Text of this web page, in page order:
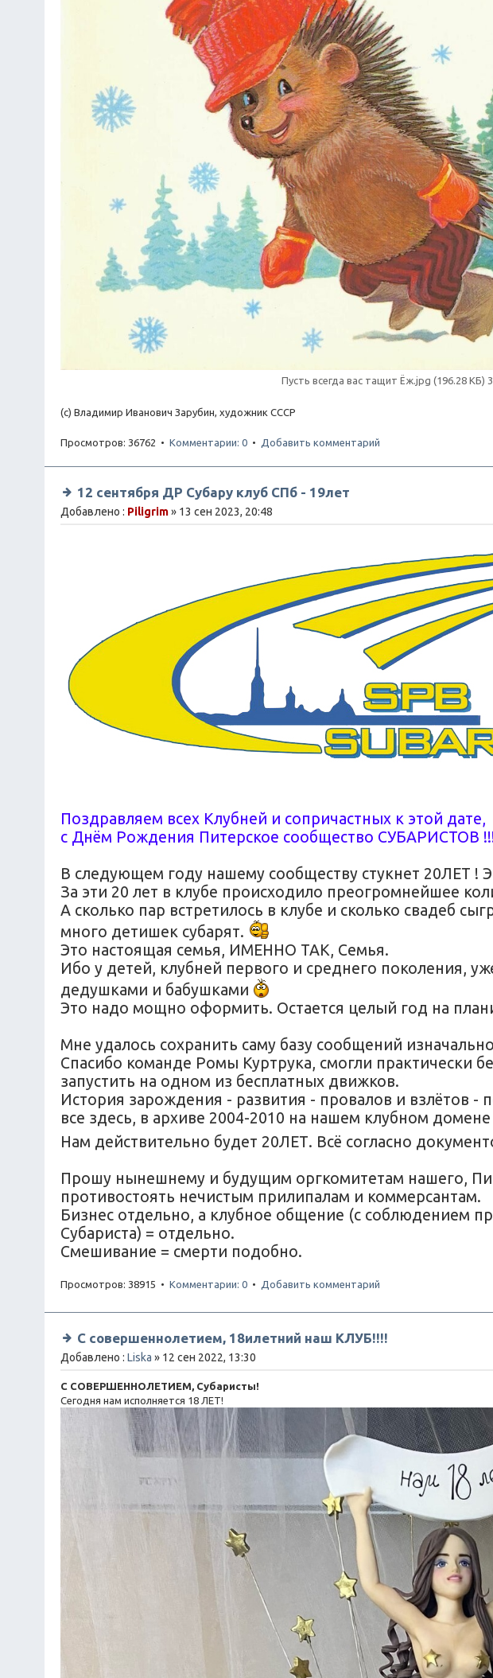
Пусть всегда вас тащит Ёж.jpg (196.28 КБ)
(с) Владимир Иванович Зарубин, художник СССР
Просмотров: 36762 • Комментарии: 0 • Добавить комментарий
12 сентября ДР Субару клуб СПб - 19лет
Добавлено : Piligrim» 13 сен 2023, 20:48
Поздравляем всех Клубней и сопричастных к этой дате,
с Днём Рождения Питерское сообщество СУБАРИСТОВ
В следующем году нашему сообществу стукнет 20ЛЕТ !
За эти 20 лет в клубе происходило преогромнейшее
А сколько пар встретилось в клубе и сколько свадеб
много детишек субарят.
Это настоящая семья, ИМЕННО ТАК, Семья.
Ибо у детей, клубней первого и среднего поколения,
дедушками и бабушками
Это надо мощно оформить. Остается целый год на
Мне удалось сохранить саму базу сообщений
Спасибо команде Ромы Куртрука, смогли практически
запустить на одном из бесплатных движков.
История зарождения - развития - провалов и взлётов -
все здесь, в архиве 2004-2010 на нашем клубном домене
Нам действительно будет 20ЛЕТ. Всё согласно
Прошу нынешнему и будущим оргкомитетам нашего,
противостоять нечистым прилипалам и коммерсантам.
Бизнес отдельно, а клубное общение (с соблюдением
Субариста) = отдельно.
Смешивание = смерти подобно.
Просмотров: 38915 • Комментарии: 0 • Добавить комментарий
С совершеннолетием, 18илетний наш КЛУБ!!!!
Добавлено : Liska » 12 сен 2022, 13:30
С СОВЕРШЕННОЛЕТИЕМ, Субаристы!
Сегодня нам исполняется 18 ЛЕТ!